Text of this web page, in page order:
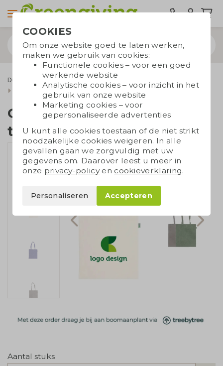
Duurzame tassen Draagtassen
Tassen van gerecycled katoen
Gerecyclede katoenen tas
Gerecyclede katoenen
tas
Aantal stuks
COOKIES
Om onze website goed te laten werken,
maken we gebruik van cookies:
Functionele cookies – voor een goed
werkende website
Analytische cookies – voor inzicht in het
gebruik van onze website
Marketing cookies – voor
gepersonaliseerde advertenties
U kunt alle cookies toestaan of de niet strikt
noodzakelijke cookies weigeren. In alle
gevallen gaan we zorgvuldig met uw
gegevens om. Daarover leest u meer in
onze privacy-policyen cookieverklaring.
Personaliseren Accepteren